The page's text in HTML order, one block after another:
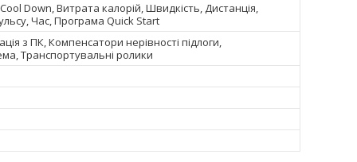
Down, Витрата калорій, Швидкість, Дистанція,
Час, Програма Quick Start
з ПК, Компенсатори нерівності підлоги,
Транспортувальні ролики